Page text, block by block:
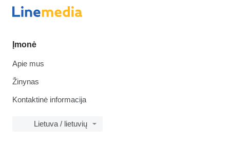
Įmonė
Apie mus
Žinynas
Kontaktinė informacija
Lietuva / lietuvių